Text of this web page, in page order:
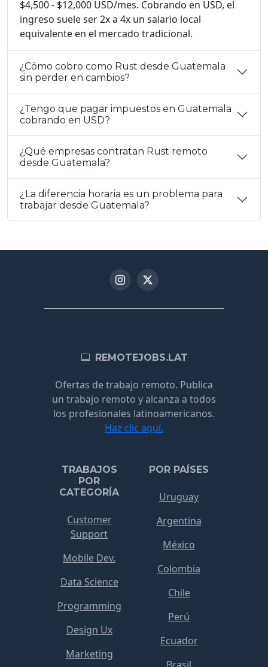
$4,500 - $12,000 USD/mes. Cobrando en USD, el
ingreso suele ser 2x a 4x un salario local
equivalente en el mercado tradicional.
¿Cómo cobro como Rust desde Guatemala
sin perder en cambios?
¿Tengo que pagar impuestos en Guatemala
cobrando en USD?
¿Qué empresas contratan Rust remoto
desde Guatemala?
¿La diferencia horaria es un problema para
trabajar desde Guatemala?
REMOTEJOBS.LAT
Ofertas de trabajo remoto. Publica
un trabajo remoto y alcanza a todos
los profesionales latinoamericanos.
Haz clic aquí.
TRABAJOS
POR
CATEGORÍA
Customer
Support
Mobile Dev.
Data Science
Programming
Design Ux
Marketing
POR PAÍSES
Uruguay
Argentina
México
Colombia
Chile
Perú
Ecuador